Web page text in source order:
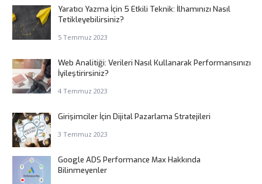
Yaratıcı Yazma İçin 5 Etkili Teknik: İlhamınızı Nasıl
Tetikleyebilirsiniz?
5 Temmuz 2023
Web Analitiği: Verileri Nasıl Kullanarak Performansınızı
İyileştirirsiniz?
4 Temmuz 2023
Girişimciler İçin Dijital Pazarlama Stratejileri
3 Temmuz 2023
Google ADS Performance Max Hakkında
Bilinmeyenler